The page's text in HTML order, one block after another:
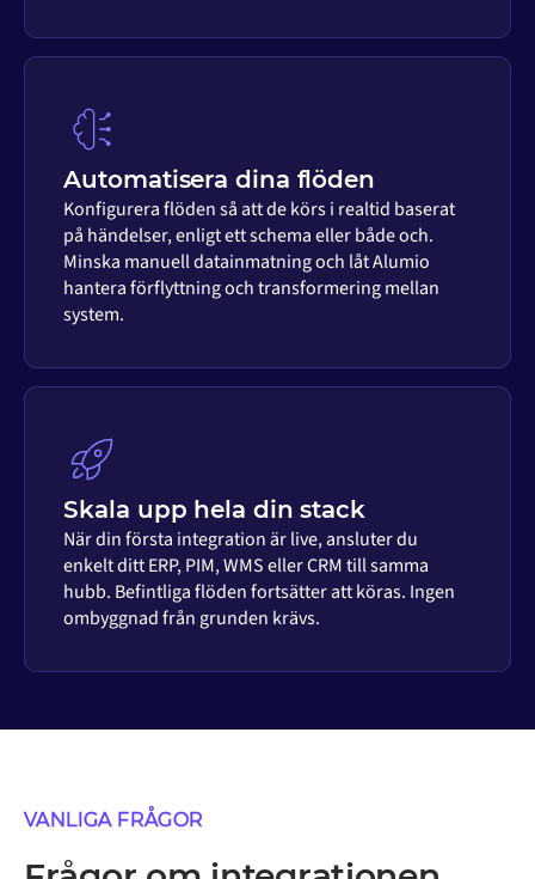
Automatisera dina flöden
Konfigurera flöden så att de körs i realtid baserat
på händelser, enligt ett schema eller både och.
Minska manuell datainmatning och låt Alumio
hantera förflyttning och transformering mellan
system.
Skala upp hela din stack
När din första integration är live, ansluter du
enkelt ditt ERP, PIM, WMS eller CRM till samma
hubb. Befintliga flöden fortsätter att köras. Ingen
ombyggnad från grunden krävs.
VANLIGA FRÅGOR